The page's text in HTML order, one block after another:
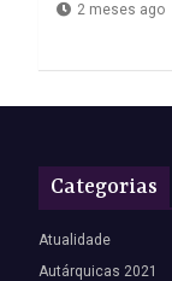
2 meses ago
Categorias
Atualidade
Autárquicas 2021